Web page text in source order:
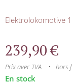
Elektrolokomotive
239,90€
Prix avec TVA hors
En stock